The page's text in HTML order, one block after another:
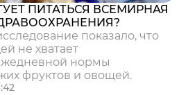
ПИТАТЬСЯ ВСЕМИРНАЯ
показало, что
не хватает
нормы
фруктов и овощей.